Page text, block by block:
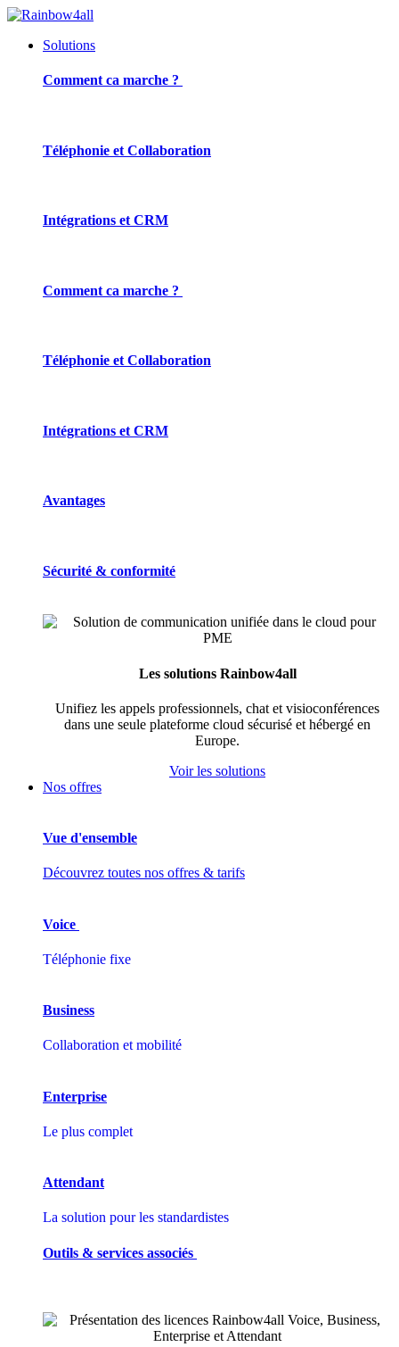
Solutions
Comment ca marche ?
Téléphonie et Collaboration
Intégrations et CRM
Comment ca marche ?
Téléphonie et Collaboration
Intégrations et CRM
Avantages
Sécurité & conformité
Les solutions Rainbow4all
Unifiez les appels professionnels, chat et visioconférences
dans une seule plateforme cloud sécurisé et hébergé en
Europe.
Voir les solutions
Nos offres
Vue d'ensemble
Découvrez toutes nos offres & tarifs
Voice
Téléphonie fixe
Business
Collaboration et mobilité
Enterprise
Le plus complet
Attendant
La solution pour les standardistes
Outils & services associés